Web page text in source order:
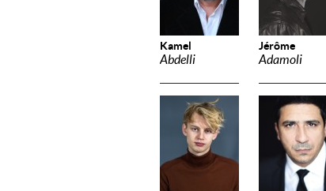
Kamel
Abdelli
Jérôme
Adamoli